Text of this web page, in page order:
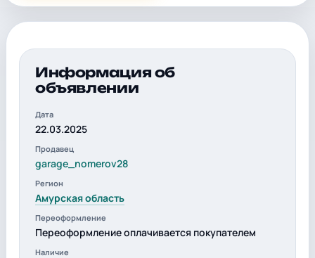
Информация об
объявлении
Дата
22.03.2025
Продавец
garage_nomerov28
Регион
Амурская область
Переоформление
Переоформление оплачивается покупателем
Наличие